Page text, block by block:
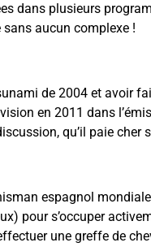
dans plusieurs
sans aucun complexe !
de 2004 et avoir
en 2011 dans
qu’il paie
espagnol
pour s’occuper
une greffe de